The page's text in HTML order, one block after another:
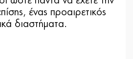
ένας προαιρετικός
διαστήματα.